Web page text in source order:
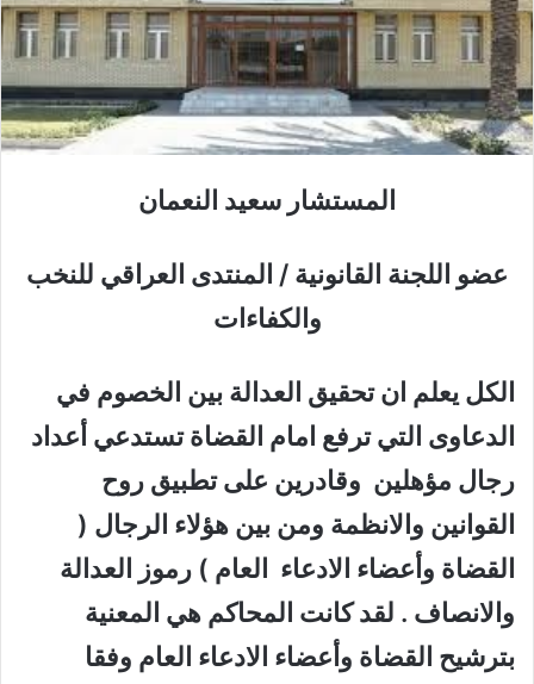
المستشار سعيد النعمان
عضو اللجنة القانونية / المنتدى العراقي للنخب
والكفاءات
الكل يعلم ان تحقيق العدالة بين الخصوم في
الدعاوى التي ترفع امام القضاة تستدعي أعداد
رجال مؤهلين وقادرين على تطبيق روح
القوانين والانظمة ومن بين هؤلاء الرجال (
القضاة وأعضاء الادعاء العام ) رموز العدالة
والانصاف . لقد كانت المحاكم هي المعنية
بترشيح القضاة وأعضاء الادعاء العام وفقا